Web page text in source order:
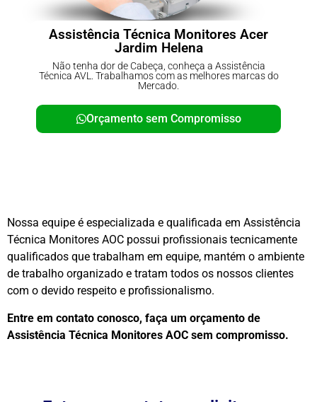
Conserto de No-breaks Parque do
Carmo
Não tenha dor de Cabeça, conheça a Assistência
Técnica AVL. Trabalhamos com as melhores marcas
Orçamento sem Compromisso
Nossa equipe é especializada e qualificada em Assistência
Técnica Monitores AOC possui profissionais tecnicamente
qualificados que trabalham em equipe, mantém o ambiente
de trabalho organizado e tratam todos os nossos clientes
com o devido respeito e profissionalismo.
Entre em contato conosco, faça um orçamento de
Assistência Técnica Monitores AOC sem compromisso.